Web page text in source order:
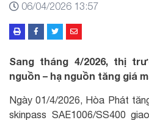
06/04/2026 13:57
Sang tháng 4/2026, thị
nguồn – hạ nguồn tăng giá
Ngày 01/4/2026, Hòa Phát
skinpass SAE1006/SS400